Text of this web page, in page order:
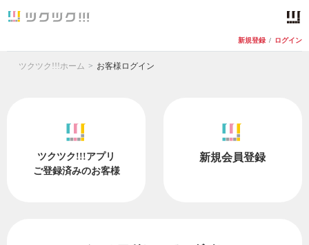
新規登録 / ログイン
ツクツク!!!ホーム お客様ログイン
ツクツク!!!アプリ
ご登録済みのお客様
新規会員登録